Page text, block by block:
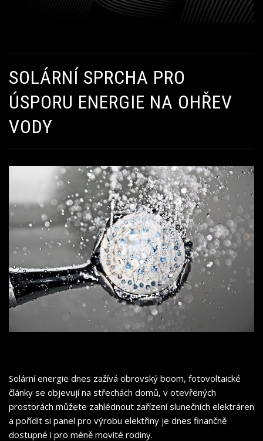
SOLÁRNÍ SPRCHA PRO
ÚSPORU ENERGIE NA OHŘEV
VODY
Solární energie dnes zažívá obrovský boom, fotovoltaické
články se objevují na střechách domů, v otevřených
prostorách můžete zahlédnout zařízení slunečních elektráren
a pořídit si panel pro výrobu elektřiny je dnes finančně
dostupné i pro méně movité rodiny.